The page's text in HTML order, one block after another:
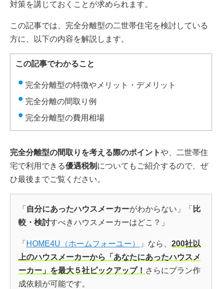
対策を講じておくことが求められます。
この記事では、完全分離型の二世帯住宅を検討している
方に、以下の内容を解説します。
この記事でわかること
完全分離型の特徴やメリット・デメリット
完全分離の間取り例
完全分離型の費用相場
完全分離型の間取りを考える際のポイントや、二世帯住
宅で利用できる優遇税制 についてもご紹介するので、ぜ
ひ最後までご覧ください。
「 自分にあったハウスメーカーがわからない」「 比
較・検討すべきハウスメーカーはどこ？」
「 HOME4U（ホームフォーユー） 」なら、 200社以
上のハウスメーカーから「あなたにあったハウスメ
ーカー」を最大５社ピックアップ！ さらにプラン作
成依頼が可能です。